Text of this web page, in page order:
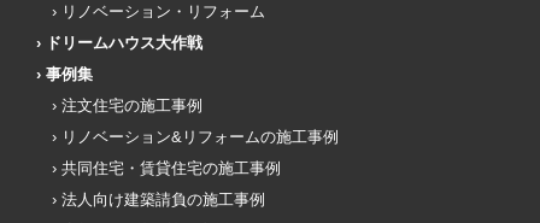
リノベーション・リフォーム
ドリームハウス大作戦
事例集
注文住宅の施工事例
リノベーション&リフォームの施工事例
共同住宅・賃貸住宅の施工事例
法人向け建築請負の施工事例